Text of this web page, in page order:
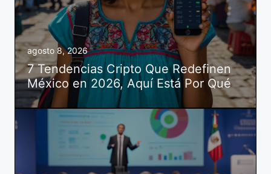
agosto 8, 2026
7 Tendencias Cripto Que Redefinen
México en 2026, Aquí Está Por Qué